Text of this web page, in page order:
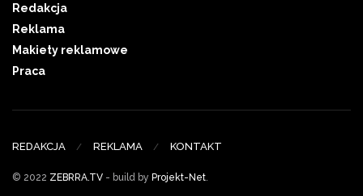
Redakcja
Reklama
Makiety reklamowe
Praca
REDAKCJA REKLAMA KONTAKT
© 2022 ZEBRRA.TV - build by Projekt-Net.